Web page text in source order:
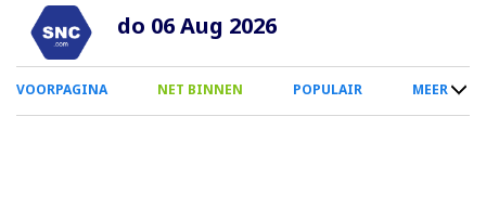
Overslaan
naar
inhoud
do 06 Aug 2026
0
Smartphone
VOORPAGINA NET BINNEN POPULAIR MEER